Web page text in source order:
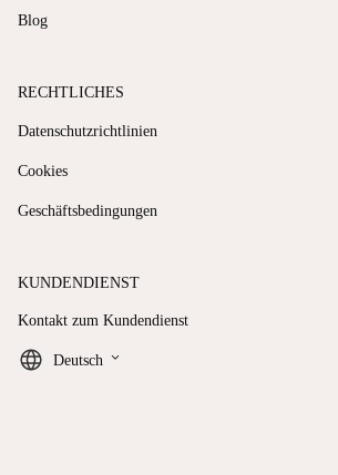
Blog
RECHTLICHES
Datenschutzrichtlinien
Cookies
Geschäftsbedingungen
KUNDENDIENST
Kontakt zum Kundendienst
Deutsch keyboard_arrow_down